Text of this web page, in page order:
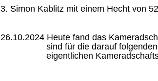
3. Simon Kablitz mit einem Hecht von
26.10.2024 Heute fand das
sind für die darauf
eigentlichen